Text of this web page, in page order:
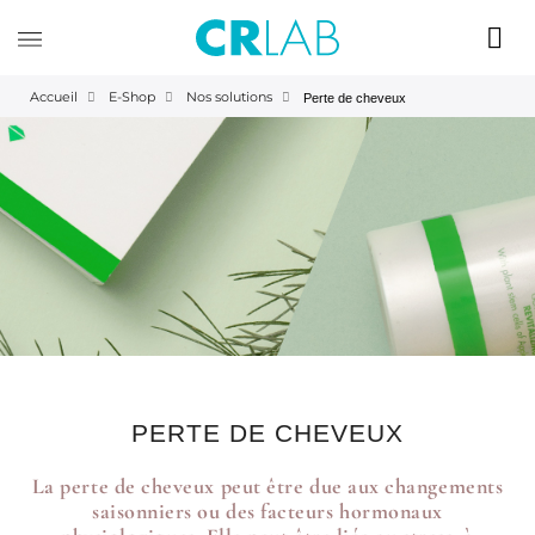
Accueil E-Shop Nos solutions Perte de cheveux
PERTE DE CHEVEUX
La perte de cheveux peut être due aux changements
saisonniers ou des facteurs hormonaux